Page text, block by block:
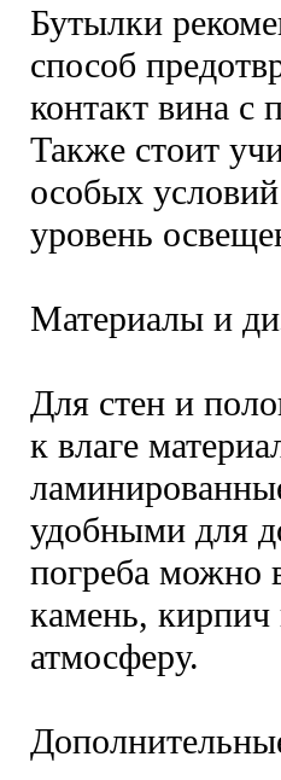
Бутылки
способ
контакт вина с
Также стоит
особых
уровень
Материалы и
Для стен и
к влаге
удобными для
погреба можно
камень,
атмосферу.